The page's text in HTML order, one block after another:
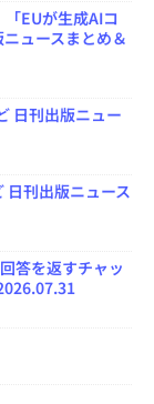
EUが生成AIコ
ュースまとめ＆
日刊出版ニュー
日刊出版ニュース
答を返すチャッ